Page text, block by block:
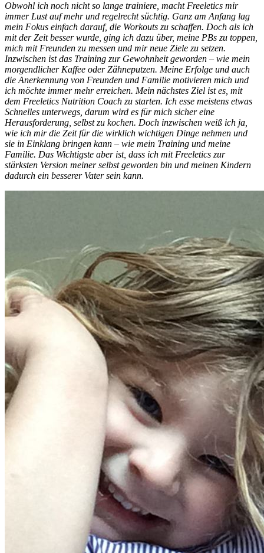
Obwohl ich noch nicht so lange trainiere, macht Freeletics mir
immer Lust auf mehr und regelrecht süchtig. Ganz am Anfang lag
mein Fokus einfach darauf, die Workouts zu schaffen. Doch als ich
mit der Zeit besser wurde, ging ich dazu über, meine PBs zu toppen,
mich mit Freunden zu messen und mir neue Ziele zu setzen.
Inzwischen ist das Training zur Gewohnheit geworden – wie mein
morgendlicher Kaffee oder Zähneputzen. Meine Erfolge und auch
die Anerkennung von Freunden und Familie motivieren mich und
ich möchte immer mehr erreichen. Mein nächstes Ziel ist es, mit
dem Freeletics Nutrition Coach zu starten. Ich esse meistens etwas
Schnelles unterwegs, darum wird es für mich sicher eine
Herausforderung, selbst zu kochen. Doch inzwischen weiß ich ja,
wie ich mir die Zeit für die wirklich wichtigen Dinge nehmen und
sie in Einklang bringen kann – wie mein Training und meine
Familie. Das Wichtigste aber ist, dass ich mit Freeletics zur
stärksten Version meiner selbst geworden bin und meinen Kindern
dadurch ein besserer Vater sein kann.